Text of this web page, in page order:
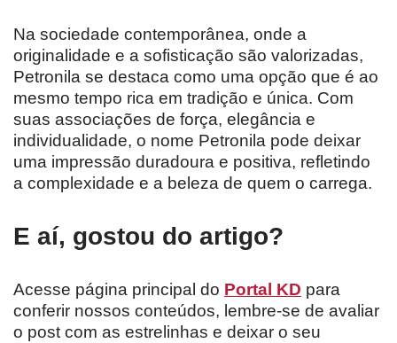
Na sociedade contemporânea, onde a
originalidade e a sofisticação são valorizadas,
Petronila se destaca como uma opção que é ao
mesmo tempo rica em tradição e única. Com
suas associações de força, elegância e
individualidade, o nome Petronila pode deixar
uma impressão duradoura e positiva, refletindo
a complexidade e a beleza de quem o carrega.
E aí, gostou do artigo?
Acesse página principal do Portal KD para
conferir nossos conteúdos, lembre-se de avaliar
o post com as estrelinhas e deixar o seu